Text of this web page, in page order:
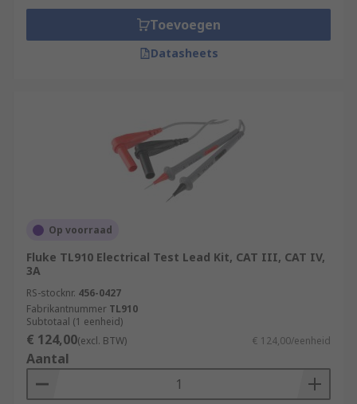
Toevoegen
Datasheets
Op voorraad
Fluke TL910 Electrical Test Lead Kit, CAT III, CAT IV,
3A
RS-stocknr. 456-0427
Fabrikantnummer TL910
Subtotaal (1 eenheid)
€ 124,00(excl. BTW) € 124,00/eenheid
Aantal